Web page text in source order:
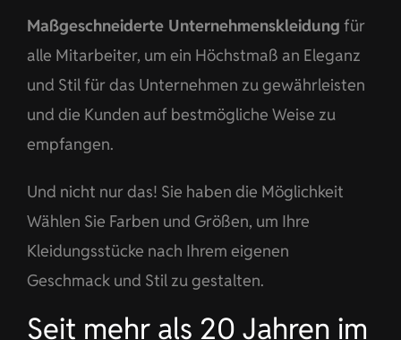
Maßgeschneiderte Unternehmenskleidung für
alle Mitarbeiter, um ein Höchstmaß an Eleganz
und Stil für das Unternehmen zu gewährleisten
und die Kunden auf bestmögliche Weise zu
empfangen.
Und nicht nur das! Sie haben die Möglichkeit
Wählen Sie Farben und Größen, um Ihre
Kleidungsstücke nach Ihrem eigenen
Geschmack und Stil zu gestalten.
Seit mehr als 20 Jahren im